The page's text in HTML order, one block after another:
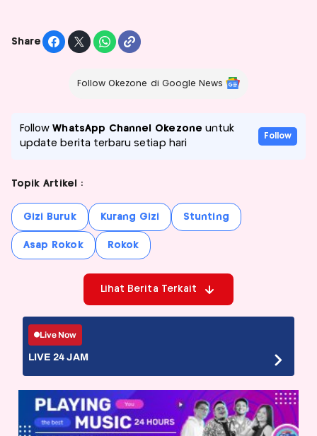
Share
Follow Okezone di Google News
FollowWhatsApp Channel Okezone untuk
update berita terbaru setiap hari
Follow
Topik Artikel :
Gizi Buruk Kurang Gizi Stunting
Asap Rokok Rokok
Lihat Berita Terkait
Live Now
LIVE 24 JAM